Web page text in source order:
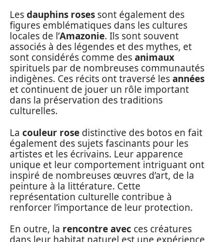
Lesdauphins roses sont également des
figures emblématiques dans les cultures
locales de l’Amazonie. Ils sont souvent
associés à des légendes et des mythes, et
sont considérés comme desanimaux
spirituels par de nombreuses communautés
indigènes. Ces récits ont traversé lesannées
et continuent de jouer un rôle important
dans la préservation des traditions
culturelles.
La couleur rose distinctive des botos en fait
également des sujets fascinants pour les
artistes et les écrivains. Leur apparence
unique et leur comportement intriguant ont
inspiré de nombreuses œuvres d’art, de la
peinture à la littérature. Cette
représentation culturelle contribue à
renforcer l’importance de leur protection.
En outre, la rencontre avec ces créatures